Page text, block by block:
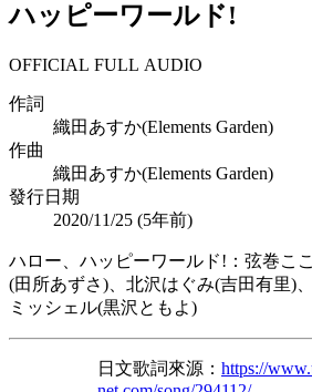
ハッピーワールド!
OFFICIAL FULL AUDIO
作詞
織田あすか(Elements Garden)
作曲
織田あすか(Elements Garden)
發行日期
2020/11/25 (5年前)
ハロー、ハッピーワールド!：弦巻こ
(田所あずさ)、北沢はぐみ(吉田有里)
ミッシェル(黒沢ともよ)
日文歌詞來源： https://